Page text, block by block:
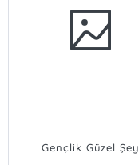
Gençlik Güzel Şey